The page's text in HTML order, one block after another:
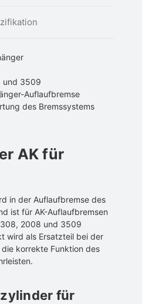
und 3509
Auflaufbremse
des Bremssystems
AK für
in der Auflaufbremse des
ist für AK-Auflaufbremsen
2008 und 3509
wird als Ersatzteil bei der
korrekte Funktion des
für